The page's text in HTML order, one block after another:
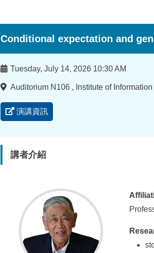
Conditional expectation and
時
Tuesday, July 14, 2026 10:30 AM
地
Auditorium N106 , Institute of
演講資訊
講者介紹